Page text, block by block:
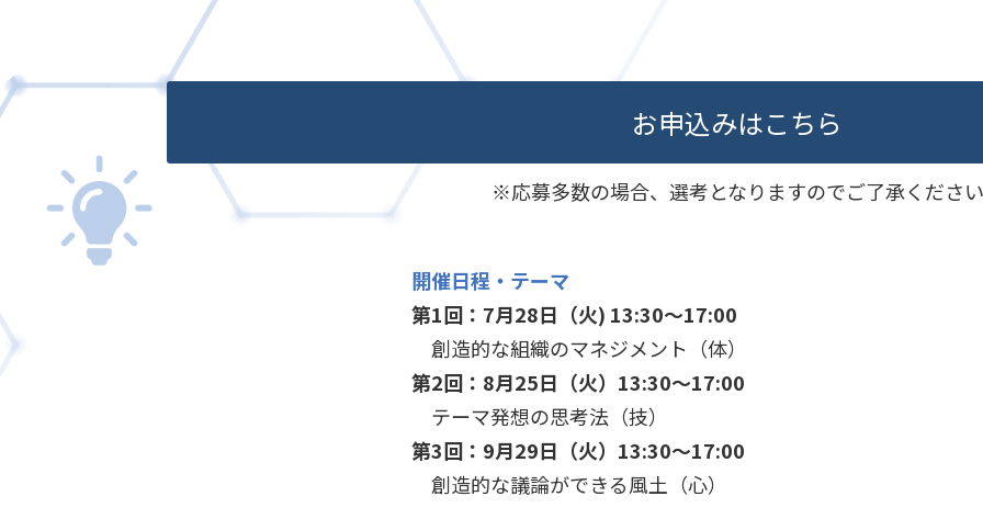
お申込みはこちら
※応募多数の場合、選考となりますのでご了承ください
開催日程・テーマ
第1回：7月28日（火) 13:30～17:00
創造的な組織のマネジメント（体）
第2回：8月25日（火）13:30～17:00
テーマ発想の思考法（技）
第3回：9月29日（火）13:30～17:00
創造的な議論ができる風土（心）